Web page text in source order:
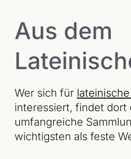
Aus dem
Wer sich für
interessiert, findet dort
umfangreiche
wichtigsten als feste